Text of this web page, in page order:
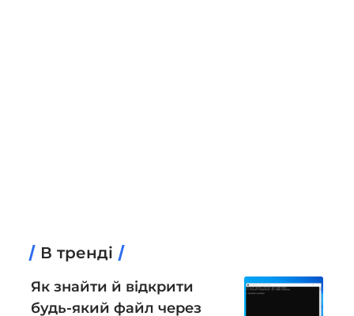
В тренді
Як знайти й відкрити
будь-який файл через